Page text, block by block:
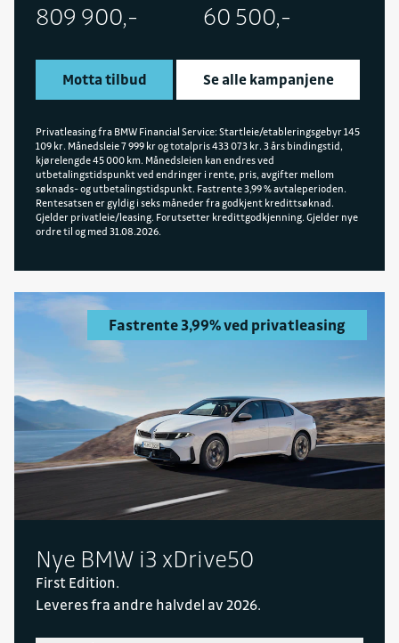
809 900,- 60 500,-
Motta tilbud Se alle kampanjene
Privatleasing fra BMW Financial Service: Startleie/etableringsgebyr 145
109 kr. Månedsleie 7 999 kr og totalpris 433 073 kr. 3 års bindingstid,
kjørelengde 45 000 km. Månedsleien kan endres ved
utbetalingstidspunkt ved endringer i rente, pris, avgifter mellom
søknads- og utbetalingstidspunkt. Fastrente 3,99 % avtaleperioden.
Rentesatsen er gyldig i seks måneder fra godkjent kredittsøknad.
Gjelder privatleie/leasing. Forutsetter kredittgodkjenning. Gjelder nye
ordre til og med 31.08.2026.
Fastrente 3,99% ved privatleasing
Nye BMW i3 xDrive50
First Edition.
Leveres fra andre halvdel av 2026.